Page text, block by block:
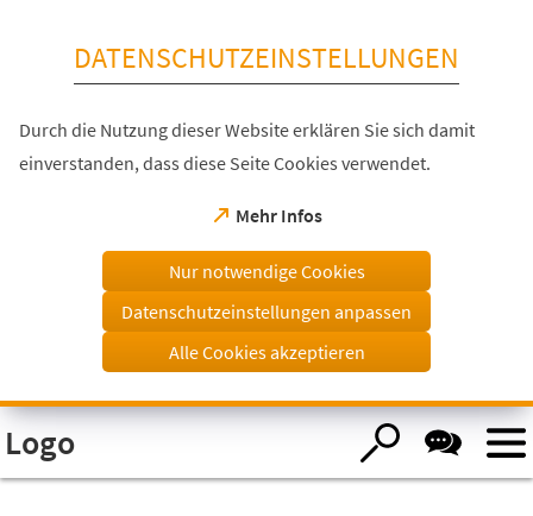
Visuelle
Assistenzsoftware
öffnen.
DATENSCHUTZEINSTELLUNGEN
Durch die Nutzung dieser Website erklären Sie sich damit
einverstanden, dass diese Seite Cookies verwendet.
Mehr Infos
(Öffnet
einem
neuen
Tab)
Nur notwendige Cookies
Datenschutzeinstellungen anpassen
Alle Cookies akzeptieren
Logo